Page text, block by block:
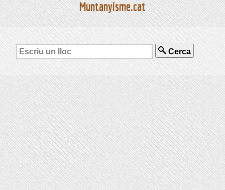
Muntanyisme.cat
Cerca